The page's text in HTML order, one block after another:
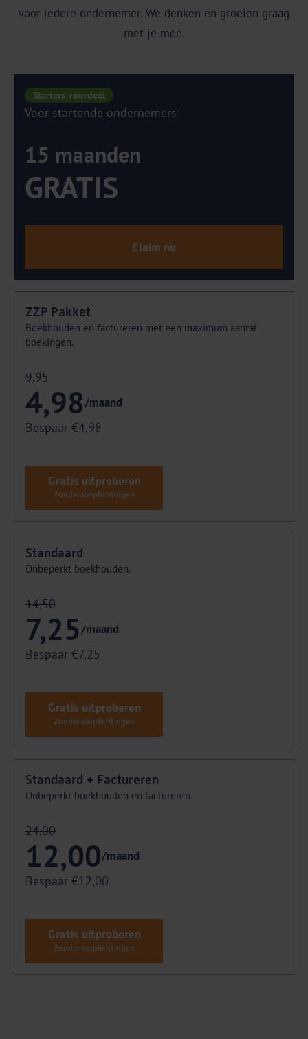
voor iedere ondernemer. We denken en groeien graag
met je mee.
Starters voordeel
Voor startende ondernemers:
15 maanden
GRATIS
Claim nu
ZZP Pakket
Boekhouden en factureren met een maximum aantal
boekingen.
9,95
4,98/maand
Bespaar €4,98
Gratis uitproberen
Zonder verplichtingen
Standaard
Onbeperkt boekhouden.
14,50
7,25/maand
Bespaar €7,25
Gratis uitproberen
Zonder verplichtingen
Standaard + Factureren
Onbeperkt boekhouden en factureren.
24,00
12,00/maand
Bespaar €12,00
Gratis uitproberen
Zonder verplichtingen